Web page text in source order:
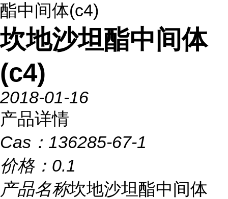
酯中间体(c4)
坎地沙坦酯中间体
(c4)
2018-01-16
产品详情
Cas： 136285-67-1
价格： 0.1
产品名称坎地沙坦酯中间体